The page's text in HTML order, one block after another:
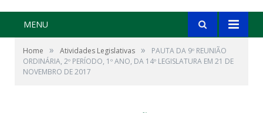
MENU
Home » Atividades Legislativas »
PAUTA DA 9º REUNIÃO
ORDINÁRIA, 2º PERÍODO, 1º ANO, DA 14º LEGISLATURA EM 21 DE
NOVEMBRO DE 2017